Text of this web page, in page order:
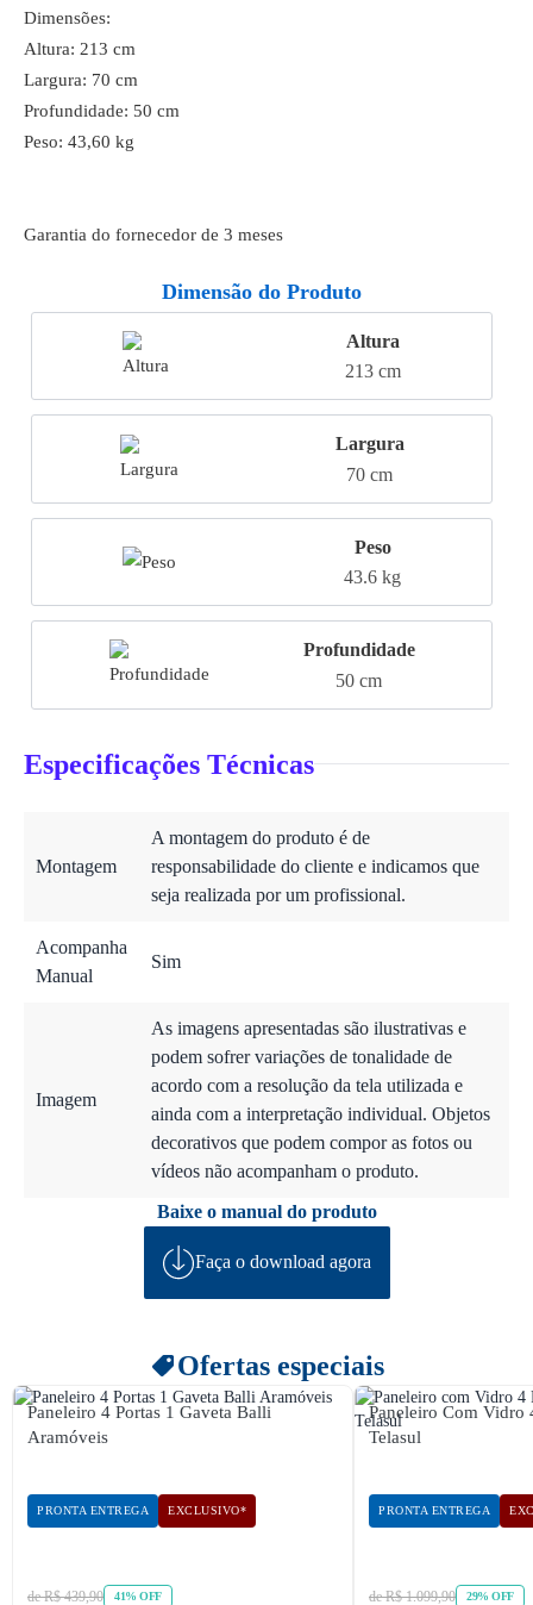
Dimensões:
Altura: 213 cm
Largura: 70 cm
Profundidade: 50 cm
Peso: 43,60 kg
Garantia do fornecedor de 3 meses
Dimensão do Produto
Altura
213 cm
Largura
70 cm
Peso
43.6 kg
Profundidade
50 cm
Especificações Técnicas
Montagem
A montagem do produto é de
responsabilidade do cliente e indicamos que
seja realizada por um profissional.
Acompanha
Manual
Sim
Imagem
As imagens apresentadas são ilustrativas e
podem sofrer variações de tonalidade de
acordo com a resolução da tela utilizada e
ainda com a interpretação individual. Objetos
decorativos que podem compor as fotos ou
vídeos não acompanham o produto.
Baixe o manual do produto
Faça o download agora
Ofertas especiais
Paneleiro 4 Portas 1 Gaveta Balli
Aramóveis
PRONTA ENTREGA EXCLUSIVO*
de R$ 439,90 41% OFF
Paneleiro Com Vidro
Telasul
PRONTA ENTREGA
de R$ 1.099,90 29% OFF